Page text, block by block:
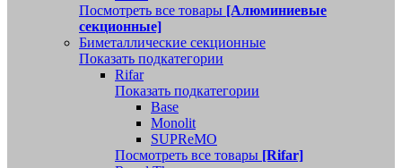
Посмотреть все товары [Алюминиевые
секционные]
Биметаллические секционные
Показать подкатегории
Rifar
Показать подкатегории
Base
Monolit
SUPReMO
Посмотреть все товары [Rifar]